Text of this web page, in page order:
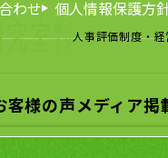
人事評価制度・
客様の声メディア掲
わせ 個人情報保護方